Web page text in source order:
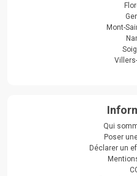
Mont-
Qui
Poser
Déclarer un